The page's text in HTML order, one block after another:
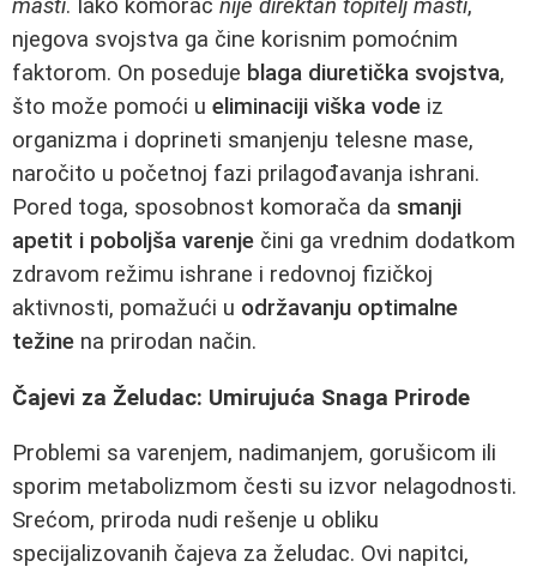
masti. Iako komorač nije direktan topitelj masti,
njegova svojstva ga čine korisnim pomoćnim
faktorom. On poseduje blaga diuretička svojstva,
što može pomoći u eliminaciji viška vode iz
organizma i doprineti smanjenju telesne mase,
naročito u početnoj fazi prilagođavanja ishrani.
Pored toga, sposobnost komorača da smanji
apetit i poboljša varenje čini ga vrednim dodatkom
zdravom režimu ishrane i redovnoj fizičkoj
aktivnosti, pomažući u održavanju optimalne
težine na prirodan način.
Čajevi za Želudac: Umirujuća Snaga Prirode
Problemi sa varenjem, nadimanjem, gorušicom ili
sporim metabolizmom česti su izvor nelagodnosti.
Srećom, priroda nudi rešenje u obliku
specijalizovanih čajeva za želudac. Ovi napitci,